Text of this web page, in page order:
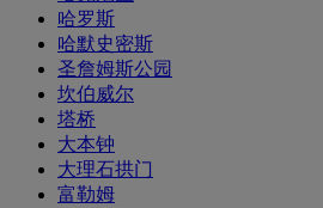
哈罗斯
哈默史密斯
圣詹姆斯公园
坎伯威尔
塔桥
大本钟
大理石拱门
富勒姆